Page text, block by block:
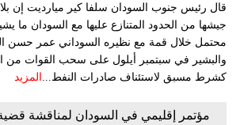
قال رئيس جنوب السودان سلفا كير ميارديت إن
جيشها من الحدود المتنازع عليها مع السودان ما
محتمل خلال قمة مع نظيره السوداني عمر حسن
والبشير في سبتمبر أيلول على سحب القوات من
كشرط مسبق لاستئناف صادرات النفط...
المزيد
مؤتمر إقليمي في السودان لمناقشة قضية